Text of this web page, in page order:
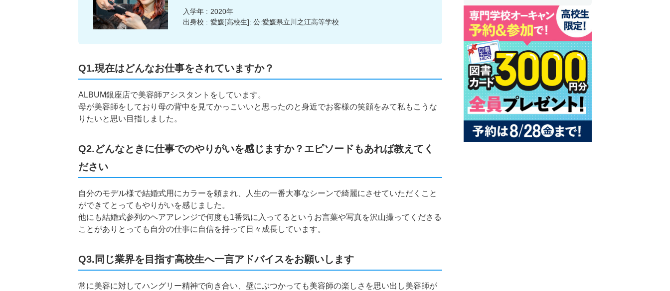
入学年 : 2020年
出身校 : 愛媛[高校生]: 公:愛媛県立川之江高等学校
Q1.現在はどんなお仕事をされていますか？
ALBUM銀座店で美容師アシスタントをしています。
母が美容師をしており母の背中を見てかっこいいと思ったのと身近でお客様の笑顔をみて私もこうな
りたいと思い目指しました。
Q2.どんなときに仕事でのやりがいを感じますか？エピソードもあれば教えてく
ださい
自分のモデル様で結婚式用にカラーを頼まれ、人生の一番大事なシーンで綺麗にさせていただくこと
ができてとってもやりがいを感じました。
他にも結婚式参列のヘアアレンジで何度も1番気に入ってるというお言葉や写真を沢山撮ってくださる
ことがありとっても自分の仕事に自信を持って日々成長しています。
Q3.同じ業界を目指す高校生へ一言アドバイスをお願いします
常に美容に対してハングリー精神で向き合い、壁にぶつかっても美容師の楽しさを思い出し美容師が